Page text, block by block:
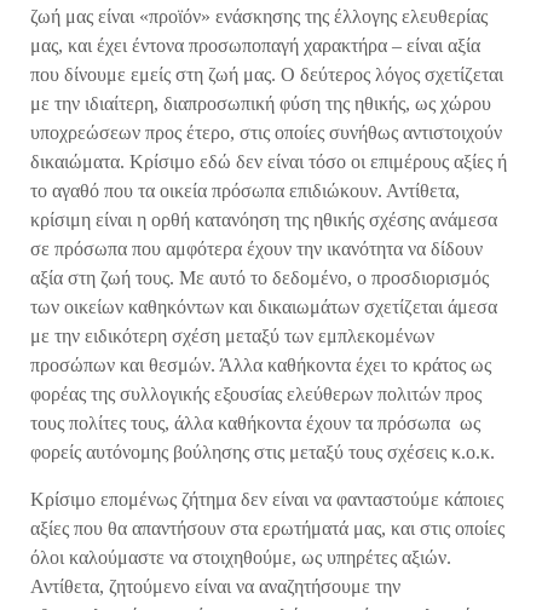
ζωή μας είναι «προϊόν» ενάσκησης της έλλογης ελευθερίας
μας, και έχει έντονα προσωποπαγή χαρακτήρα – είναι αξία
που δίνουμε εμείς στη ζωή μας. Ο δεύτερος λόγος σχετίζεται
με την ιδιαίτερη, διαπροσωπική φύση της ηθικής, ως χώρου
υποχρεώσεων προς έτερο, στις οποίες συνήθως αντιστοιχούν
δικαιώματα. Κρίσιμο εδώ δεν είναι τόσο οι επιμέρους αξίες ή
το αγαθό που τα οικεία πρόσωπα επιδιώκουν. Αντίθετα,
κρίσιμη είναι η ορθή κατανόηση της ηθικής σχέσης ανάμεσα
σε πρόσωπα που αμφότερα έχουν την ικανότητα να δίδουν
αξία στη ζωή τους. Με αυτό το δεδομένο, ο προσδιορισμός
των οικείων καθηκόντων και δικαιωμάτων σχετίζεται άμεσα
με την ειδικότερη σχέση μεταξύ των εμπλεκομένων
προσώπων και θεσμών. Άλλα καθήκοντα έχει το κράτος ως
φορέας της συλλογικής εξουσίας ελεύθερων πολιτών προς
τους πολίτες τους, άλλα καθήκοντα έχουν τα πρόσωπα ως
φορείς αυτόνομης βούλησης στις μεταξύ τους σχέσεις κ.ο.κ.
Κρίσιμο επομένως ζήτημα δεν είναι να φανταστούμε κάποιες
αξίες που θα απαντήσουν στα ερωτήματά μας, και στις οποίες
όλοι καλούμαστε να στοιχηθούμε, ως υπηρέτες αξιών.
Αντίθετα, ζητούμενο είναι να αναζητήσουμε την